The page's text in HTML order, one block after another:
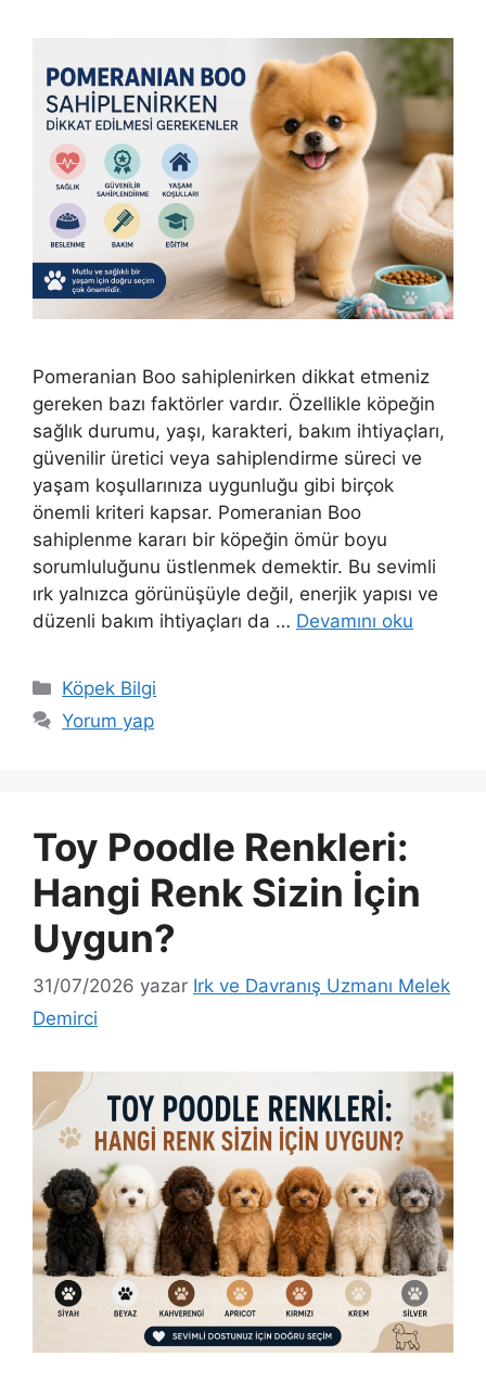
Pomeranian Boo sahiplenirken dikkat etmeniz
gereken bazı faktörler vardır. Özellikle köpeğin
sağlık durumu, yaşı, karakteri, bakım ihtiyaçları,
güvenilir üretici veya sahiplendirme süreci ve
yaşam koşullarınıza uygunluğu gibi birçok
önemli kriteri kapsar. Pomeranian Boo
sahiplenme kararı bir köpeğin ömür boyu
sorumluluğunu üstlenmek demektir. Bu sevimli
ırk yalnızca görünüşüyle değil, enerjik yapısı ve
düzenli bakım ihtiyaçları da … Devamını oku
Kategoriler
Köpek Bilgi
Yorum yap
Toy Poodle Renkleri:
Hangi Renk Sizin İçin
Uygun?
31/07/2026 yazar Irk ve Davranış Uzmanı Melek
Demirci